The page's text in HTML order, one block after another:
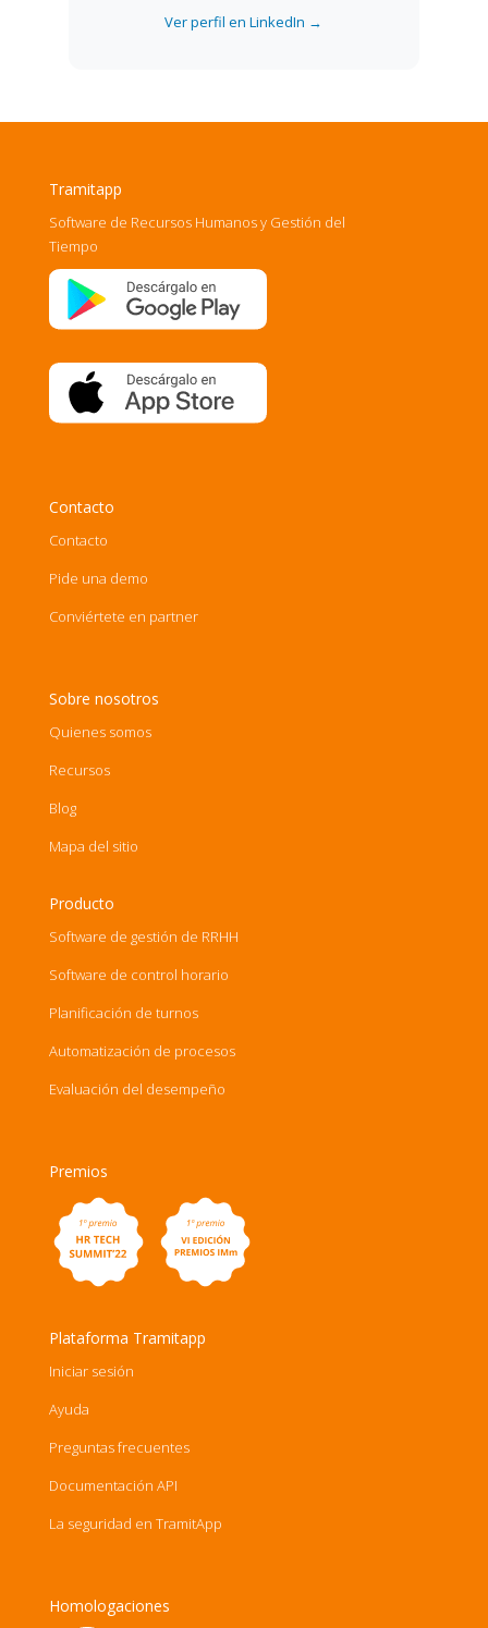
Ver perfil en LinkedIn →
Tramitapp
Software de Recursos Humanos y Gestión del
Tiempo
Contacto
Contacto
Pide una demo
Conviértete en partner
Sobre nosotros
Quienes somos
Recursos
Blog
Mapa del sitio
Producto
Software de gestión de RRHH
Software de control horario
Planificación de turnos
Automatización de procesos
Evaluación del desempeño
Premios
Plataforma Tramitapp
Iniciar sesión
Ayuda
Preguntas frecuentes
Documentación API
La seguridad en TramitApp
Homologaciones